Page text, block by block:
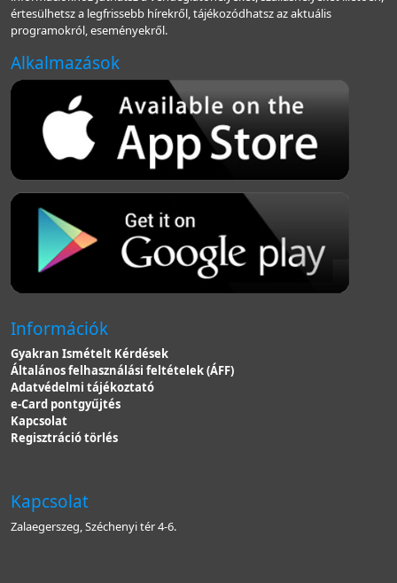
értesülhetsz a legfrissebb hírekről, tájékozódhatsz az aktuális
programokról, eseményekről.
Alkalmazások
Információk
Gyakran Ismételt Kérdések
Általános felhasználási feltételek (ÁFF)
Adatvédelmi tájékoztató
e-Card pontgyűjtés
Kapcsolat
Regisztráció törlés
Kapcsolat
Zalaegerszeg, Széchenyi tér 4-6.